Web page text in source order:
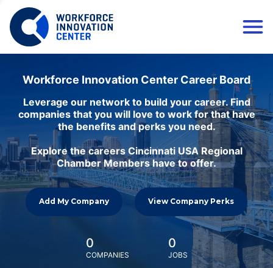
Workforce Innovation Center Career Board
Leverage our network to build your career. Find
companies that you will love to work for that have
the benefits and perks you need.
Explore the careers Cincinnati USA Regional
Chamber Members have to offer.
Add My Company View Company Perks
0
COMPANIES
0
JOBS